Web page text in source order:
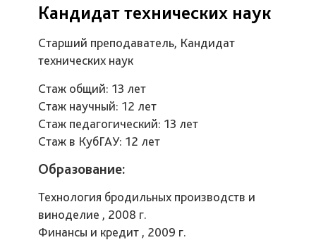
Кандидат технических наук
Старший преподаватель, Кандидат
технических наук
Стаж общий: 13 лет
Стаж научный: 12 лет
Стаж педагогический: 13 лет
Стаж в КубГАУ: 12 лет
Образование:
Технология бродильных производств и
виноделие , 2008 г.
Финансы и кредит , 2009 г.